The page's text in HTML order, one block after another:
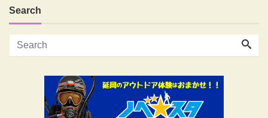
Search